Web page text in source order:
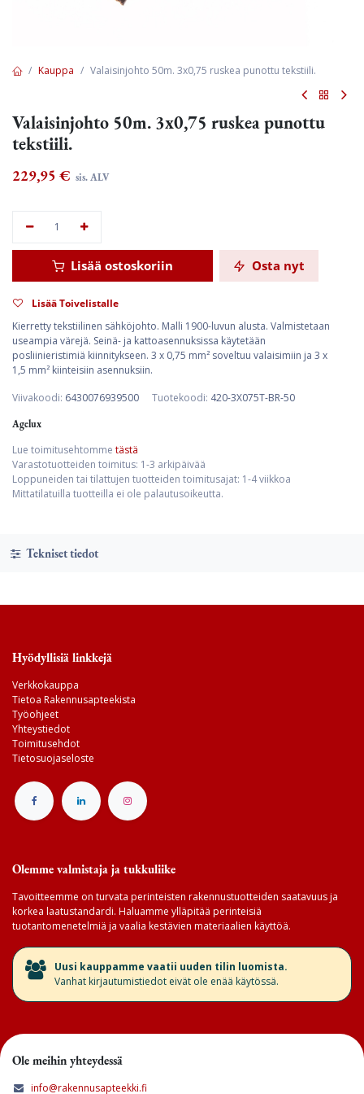
Kauppa Valaisinjohto 50m. 3x0,75 ruskea punottu tekstiili.
Valaisinjohto 50m. 3x0,75 ruskea punottu
tekstiili.
229,95 € sis. ALV
Lisää ostoskoriin Osta nyt
Lisää Toivelistalle
Kierretty tekstiilinen sähköjohto. Malli 1900-luvun alusta. Valmistetaan
useampia värejä. Seinä- ja kattoasennuksissa käytetään
posliinieristimiä kiinnitykseen. 3 x 0,75 mm² soveltuu valaisimiin ja 3 x
1,5 mm² kiinteisiin asennuksiin.
Viivakoodi: 6430076939500 Tuotekoodi: 420-3X075T-BR-50
Agelux
Lue toimitusehtomme tästä
Varastotuotteiden toimitus: 1-3 arkipäivää
Loppuneiden tai tilattujen tuotteiden toimitusajat: 1-4 viikkoa
Mittatilatuilla tuotteilla ei ole palautusoikeutta.
Tekniset tiedot
Hyödyllisiä linkkejä
Verkkokauppa
Tietoa Rakennusapteekista
Työohjeet
Yhteystiedot
Toimitusehdot
Tietosuojaseloste
Olemme valmistaja ja tukkuliike
Tavoitteemme on turvata perinteisten rakennustuotteiden saatavuus ja
korkea laatustandardi. Haluamme ylläpitää perinteisiä
tuotantomenetelmiä ja vaalia kestävien materiaalien käyttöä.
​Uusi kauppamme vaatii uuden tilin luomista.
Vanhat kirjautumistiedot eivät ole enää käytössä.
Ole meihin yhteydessä
info@rakennusapteekki.fi